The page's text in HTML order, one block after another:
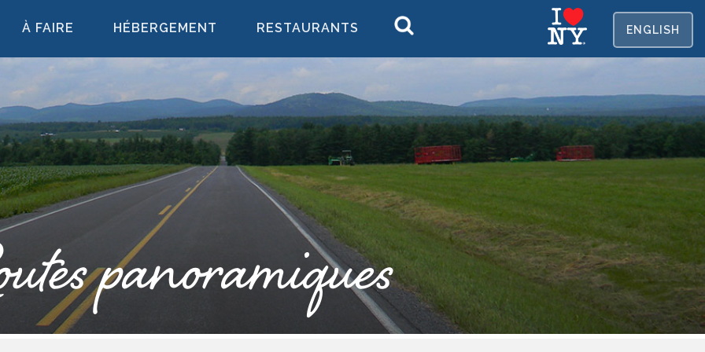
À FAIRE HÉBERGEMENT RESTAURANTS
panoramiques
EN GLISH